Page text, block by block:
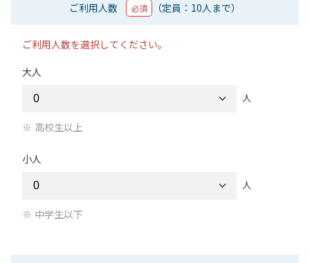
ご利用人数 必須 （定員：10人まで）
ご利用人数を選択してください。
大人
人
高校生以上
小人
人
中学生以下